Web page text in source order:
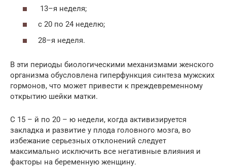
13–я неделя;
с 20 по 24 неделю;
28–я неделя.
В эти периоды биологическими механизмами женского
организма обусловлена гиперфункция синтеза мужских
гормонов, что может привести к преждевременному
открытию шейки матки.
С 15 – й по 20 – ю недели, когда активизируется
закладка и развитие у плода головного мозга, во
избежание серьезных отклонений следует
максимально исключить все негативные влияния и
факторы на беременную женщину.